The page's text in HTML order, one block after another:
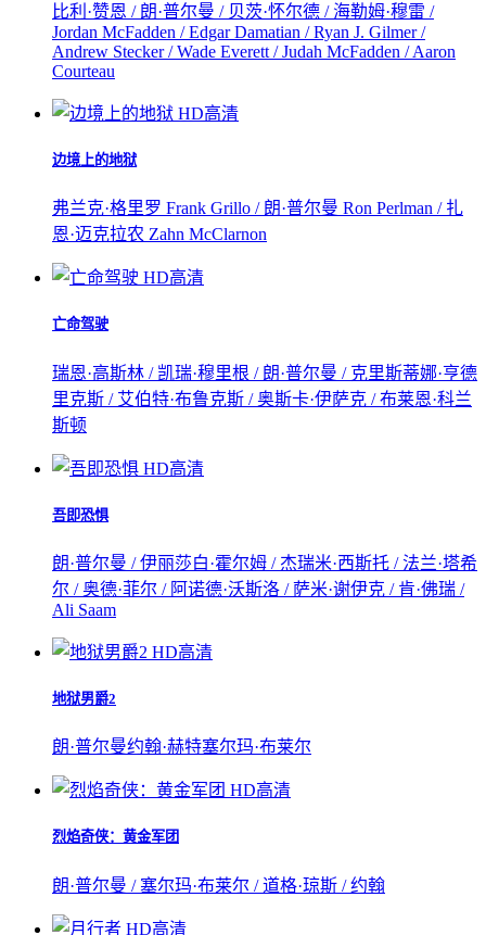
比利·赞恩 / 朗·普尔曼 / 贝茨·怀尔德 / 海勒姆·穆雷 /
Jordan McFadden / Edgar Damatian / Ryan J. Gilmer /
Andrew Stecker / Wade Everett / Judah McFadden / Aaron
Courteau
HD高清
边境上的地狱
弗兰克·格里罗 Frank Grillo / 朗·普尔曼 Ron Perlman / 扎
恩·迈克拉农 Zahn McClarnon
HD高清
亡命驾驶
瑞恩·高斯林 / 凯瑞·穆里根 / 朗·普尔曼 / 克里斯蒂娜·亨德
里克斯 / 艾伯特·布鲁克斯 / 奥斯卡·伊萨克 / 布莱恩·科兰
斯顿
HD高清
吾即恐惧
朗·普尔曼 / 伊丽莎白·霍尔姆 / 杰瑞米·西斯托 / 法兰·塔希
尔 / 奥德·菲尔 / 阿诺德·沃斯洛 / 萨米·谢伊克 / 肯·佛瑞 /
Ali Saam
HD高清
地狱男爵2
朗·普尔曼约翰·赫特塞尔玛·布莱尔
HD高清
烈焰奇侠：黄金军团
朗·普尔曼 / 塞尔玛·布莱尔 / 道格·琼斯 / 约翰
HD高清